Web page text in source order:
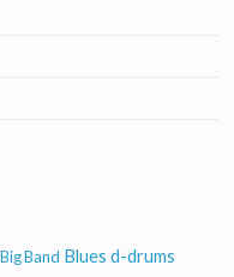
Big Band Blues d-drums